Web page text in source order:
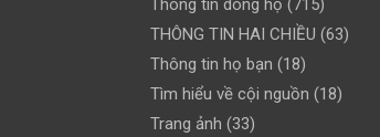
Thông tin dòng họ (715)
THÔNG TIN HAI CHIỀU (63)
Thông tin họ bạn (18)
Tìm hiểu về cội nguồn (18)
Trang ảnh (33)